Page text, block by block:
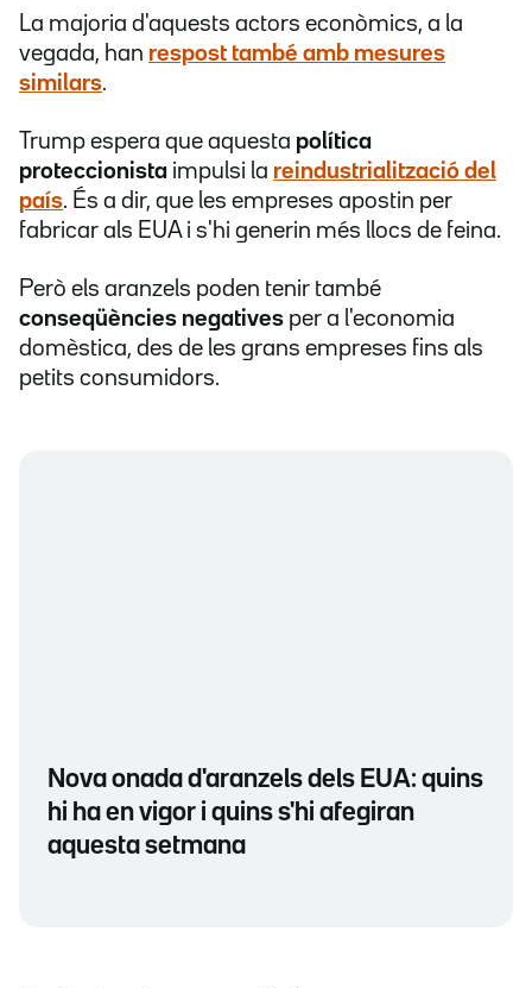
La majoria d'aquests actors econòmics, a la
vegada, han respost també amb mesures
similars.
Trump espera que aquesta política
proteccionista impulsi la reindustrialització del
país. És a dir, que les empreses apostin per
fabricar als EUA i s'hi generin més llocs de feina.
Però els aranzels poden tenir també
conseqüències negatives per a l'economia
domèstica, des de les grans empreses fins als
petits consumidors.
Nova onada d'aranzels dels EUA: quins
hi ha en vigor i quins s'hi afegiran
aquesta setmana